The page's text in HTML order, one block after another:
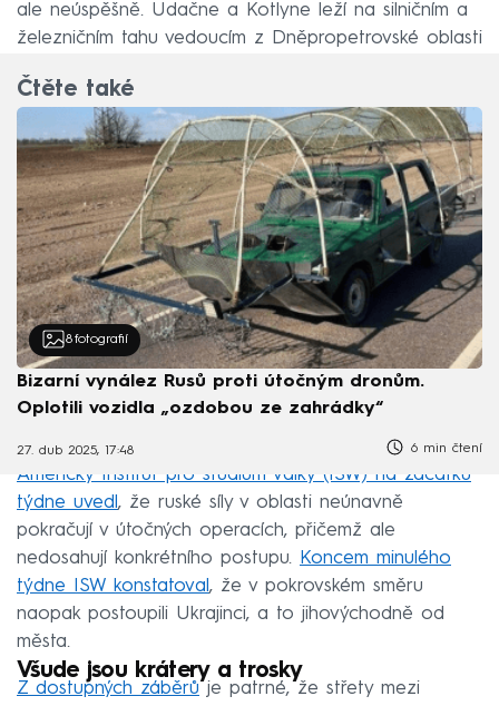
ale neúspěšně. Udačne a Kotlyne leží na silničním a
železničním tahu vedoucím z Dněpropetrovské oblasti
Čtěte také
8 fotografií
Bizarní vynález Rusů proti útočným dronům.
Oplotili vozidla „ozdobou ze zahrádky“
27. dub 2025, 17:48 6 min čtení
Americký Institut pro studium války (ISW) na začátku
týdne uvedl, že ruské síly v oblasti neúnavně
pokračují v útočných operacích, přičemž ale
nedosahují konkrétního postupu. Koncem minulého
týdne ISW konstatoval, že v pokrovském směru
naopak postoupili Ukrajinci, a to jihovýchodně od
města.
Všude jsou krátery a trosky
Z dostupných záběrů je patrné, že střety mezi